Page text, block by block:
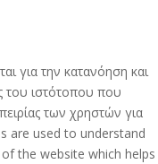
για την κατανόηση και
του ιστότοπου που
των χρηστών για
are used to understand
the website which helps